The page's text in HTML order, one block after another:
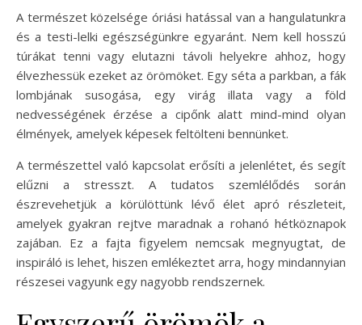
A természet közelsége óriási hatással van a hangulatunkra
és a testi-lelki egészségünkre egyaránt. Nem kell hosszú
túrákat tenni vagy elutazni távoli helyekre ahhoz, hogy
élvezhessük ezeket az örömöket. Egy séta a parkban, a fák
lombjának susogása, egy virág illata vagy a föld
nedvességének érzése a cipőnk alatt mind-mind olyan
élmények, amelyek képesek feltölteni bennünket.
A természettel való kapcsolat erősíti a jelenlétet, és segít
elűzni a stresszt. A tudatos szemlélődés során
észrevehetjük a körülöttünk lévő élet apró részleteit,
amelyek gyakran rejtve maradnak a rohanó hétköznapok
zajában. Ez a fajta figyelem nemcsak megnyugtat, de
inspiráló is lehet, hiszen emlékeztet arra, hogy mindannyian
részesei vagyunk egy nagyobb rendszernek.